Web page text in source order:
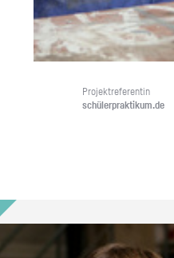
Pro­jekt­re­fe­ren­tin
schü­ler­prak­ti­kum.de